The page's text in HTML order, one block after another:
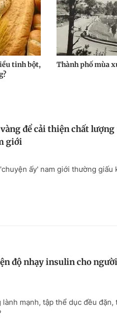
tinh bột,
Thành phố mùa
để cải thiện chất
giới
ấy' nam giới thường giấu
độ nhạy insulin cho
lành mạnh, tập thể dục đều đặn,